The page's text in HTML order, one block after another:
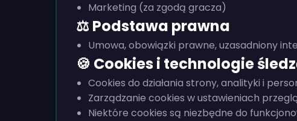
Marketing (za zgodą gracza)
⚖️ Podstawa prawna
Umowa, obowiązki prawne, uzasadniony
🍪 Cookies i technologie
Cookies do działania strony, analityki i
Zarządzanie cookies w ustawieniach
Niektóre cookies są niezbędne do